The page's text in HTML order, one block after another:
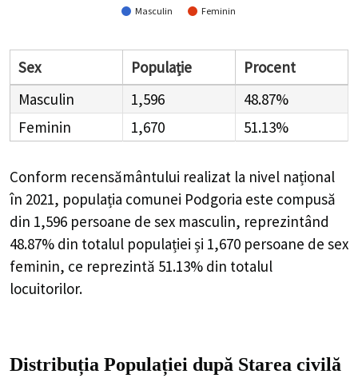
Masculin Feminin
Sex Populație
Procent
Masculin
1,596
48.87%
Feminin
1,670 51.13%
Conform recensământului realizat la nivel național
în 2021, populația comunei Podgoria este compusă
din 1,596 persoane de sex masculin, reprezintând
48.87% din totalul populației și 1,670 persoane de sex
feminin, ce reprezintă 51.13% din totalul
locuitorilor.
Distribuția Populației după Starea civilă